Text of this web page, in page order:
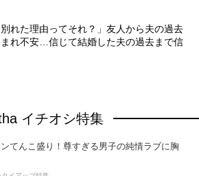
別れた理由ってそれ？」友人から夫の過去
れ不安…信じて結婚した夫の過去まで信
イチオシ特集
てんこ盛り！尊すぎる男子の純情ラブに胸